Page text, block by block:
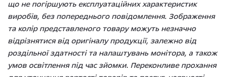
що не погіршують експлуатаційних характеристик
виробів, без попереднього повідомлення. Зображення
та колір представленого товару можуть незначно
відрізнятися від оригіналу продукції, залежно від
роздільної здатності та налаштувань монітора, а також
умов освітлення під час зйомки. Переконливе прохання